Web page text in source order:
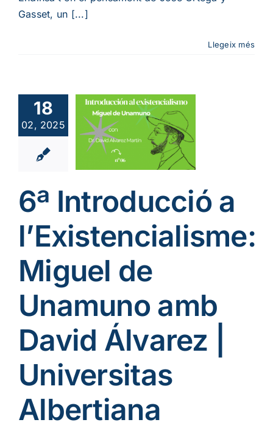
Gasset, un [...]
Llegeix més
18
02, 2025
de
David
|
Existencial
6ª Introducció a
l’Existencialisme:
Miguel de
Unamuno amb
David Álvarez |
Universitas
Albertiana